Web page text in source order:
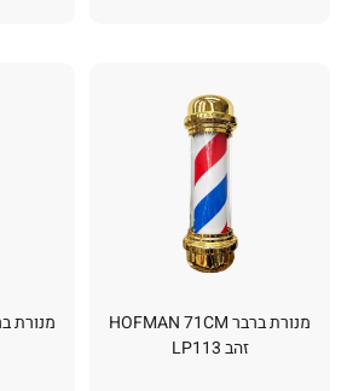
מנורת ברבר HOFMAN 71CM
זהב LP113